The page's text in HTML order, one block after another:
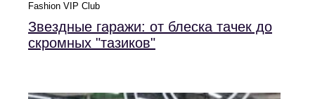
Fashion VIP Club
Звездные гаражи: от блеска тачек до
скромных "тазиков"